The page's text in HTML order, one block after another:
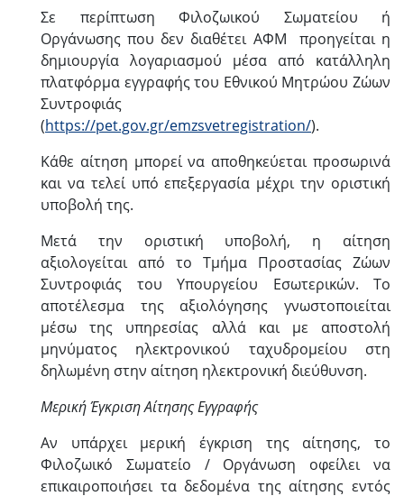
Σε περίπτωση Φιλοζωικού Σωματείου ή
Οργάνωσης που δεν διαθέτει ΑΦΜ προηγείται η
δημιουργία λογαριασμού μέσα από κατάλληλη
πλατφόρμα εγγραφής του Εθνικού Μητρώου Ζώων
Συντροφιάς
(https://pet.gov.gr/emzsvetregistration/).
Κάθε αίτηση μπορεί να αποθηκεύεται προσωρινά
και να τελεί υπό επεξεργασία μέχρι την οριστική
υποβολή της.
Μετά την οριστική υποβολή, η αίτηση
αξιολογείται από το Τμήμα Προστασίας Ζώων
Συντροφιάς του Υπουργείου Εσωτερικών. Το
αποτέλεσμα της αξιολόγησης γνωστοποιείται
μέσω της υπηρεσίας αλλά και με αποστολή
μηνύματος ηλεκτρονικού ταχυδρομείου στη
δηλωμένη στην αίτηση ηλεκτρονική διεύθυνση.
Μερική Έγκριση Αίτησης Εγγραφής
Αν υπάρχει μερική έγκριση της αίτησης, το
Φιλοζωικό Σωματείο / Οργάνωση οφείλει να
επικαιροποιήσει τα δεδομένα της αίτησης εντός